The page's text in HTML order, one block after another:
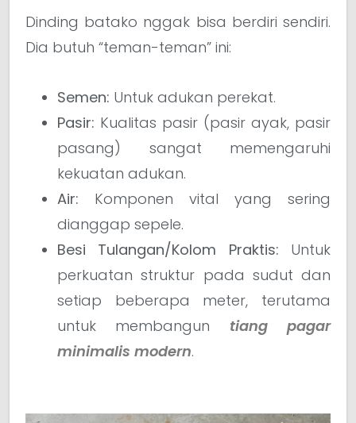
Dinding batako nggak bisa berdiri sendiri.
Dia butuh “teman-teman” ini:
Semen: Untuk adukan perekat.
Pasir: Kualitas pasir (pasir ayak, pasir
pasang) sangat memengaruhi
kekuatan adukan.
Air: Komponen vital yang sering
dianggap sepele.
Besi Tulangan/Kolom Praktis: Untuk
perkuatan struktur pada sudut dan
setiap beberapa meter, terutama
untuk membangun tiang pagar
minimalis modern.